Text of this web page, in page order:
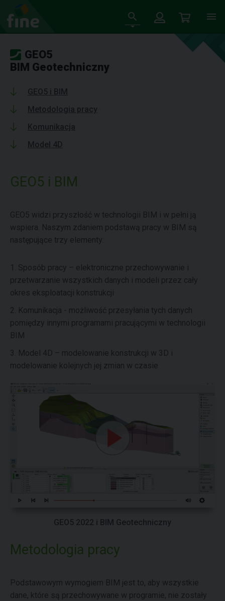
GEO5
BIM Geotechniczny
GEO5 i BIM
Metodologia pracy
Komunikacja
Model 4D
GEO5 i BIM
GEO5 widzi przyszłość w technologii BIM i w pełni ją
wspiera. Naszym zdaniem podstawą pracy w BIM są
następujące trzy elementy:
1. Sposób pracy – elektroniczne przechowywanie i
przetwarzanie wszystkich danych i modeli przez cały
okres eksploatacji konstrukcji
2. Komunikacja - możliwość przesyłania tych danych
pomiędzy innymi programami pracującymi w technologii
BIM
3. Model 4D – modelowanie konstrukcji w 3D i
modelowanie kolejnych jej zmian w czasie
GEO5 2022 i BIM Geotechniczny
Metodologia pracy
Podstawowym wymogiem BIM jest to, aby wszystkie
dane, które są przechowywane w programie, nie zostały